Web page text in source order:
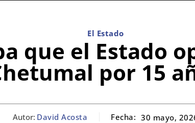
El Estado
que el Estado
por 15
Autor: David Acosta Fecha: 30 mayo,